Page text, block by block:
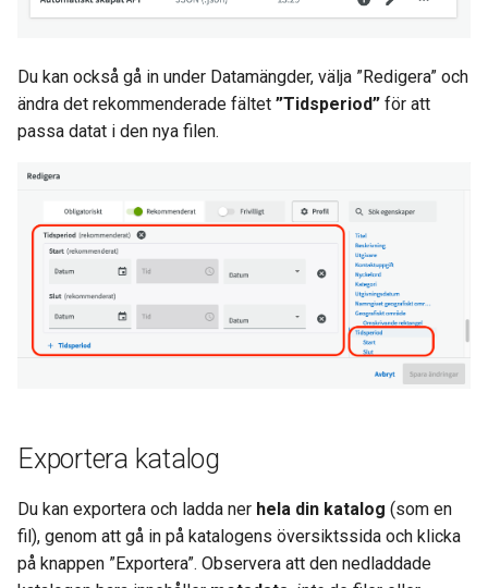
Du kan också gå in under Datamängder, välja ”Redigera” och
ändra det rekommenderade fältet ”Tidsperiod” för att
passa datat i den nya filen.
Exportera katalog
Du kan exportera och ladda ner hela din katalog (som en
fil), genom att gå in på katalogens översiktssida och klicka
på knappen ”Exportera”. Observera att den nedladdade